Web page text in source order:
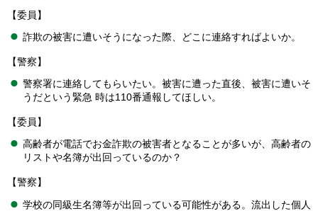
【委員】
詐欺の被害に遭いそうになった際、どこに連絡すればよいか。
【警察】
警察署に連絡してもらいたい。被害に遭った直後、被害に遭いそ
うだという緊急 時は110番通報してほしい。
【委員】
高齢者が電話でお金詐欺の被害者となることが多いが、高齢者の
リストや名簿が出回っているのか？
【警察】
学校の同級生名簿等が出回っている可能性がある。流出した個人